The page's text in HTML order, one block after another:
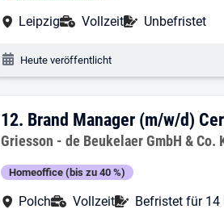
Arbeitsort:
Leipzig Anstellungsart:
Vollzeit Befristung:
Unbefristet
Veröffentlichungsdatum:
Heute veröffentlicht
12. Ergebnis: Brand
12. Brand Manager (m/w/d)
Arbeitgeber:
Griesson - de Beukelaer GmbH & Co.
Homeoffice (bis zu 40 %)
Arbeitsort:
Polch Anstellungsart:
Vollzeit Befristung:
Befristet für 14